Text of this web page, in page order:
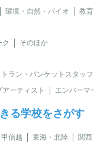
環境・自然・バイオ 教
ク そのほか
トラン・バンケットスタッフ
ーティスト
エンバーマ
る学校をさがす
信越 東海・北陸 関西